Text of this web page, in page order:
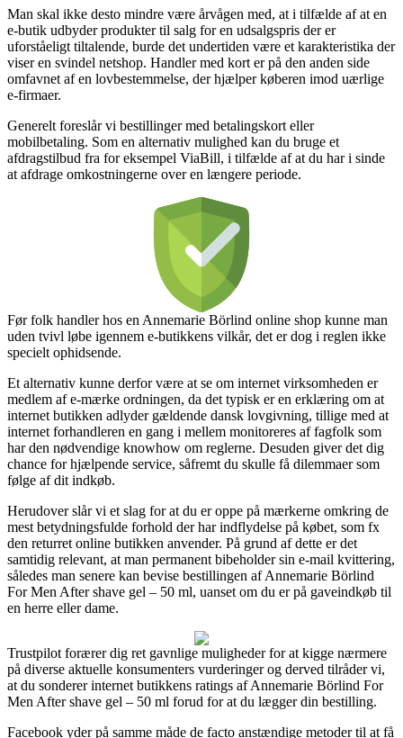
Man skal ikke desto mindre være årvågen med, at i tilfælde af at en
e-butik udbyder produkter til salg for en udsalgspris der er
uforståeligt tiltalende, burde det undertiden være et karakteristika der
viser en svindel netshop. Handler med kort er på den anden side
omfavnet af en lovbestemmelse, der hjælper køberen imod uærlige
e-firmaer.
Generelt foreslår vi bestillinger med betalingskort eller
mobilbetaling. Som en alternativ mulighed kan du bruge et
afdragstilbud fra for eksempel ViaBill, i tilfælde af at du har i sinde
at afdrage omkostningerne over en længere periode.
Før folk handler hos en Annemarie Börlind online shop kunne man
uden tvivl løbe igennem e-butikkens vilkår, det er dog i reglen ikke
specielt ophidsende.
Et alternativ kunne derfor være at se om internet virksomheden er
medlem af e-mærke ordningen, da det typisk er en erklæring om at
internet butikken adlyder gældende dansk lovgivning, tillige med at
internet forhandleren en gang i mellem monitoreres af fagfolk som
har den nødvendige knowhow om reglerne. Desuden giver det dig
chance for hjælpende service, såfremt du skulle få dilemmaer som
følge af dit indkøb.
Herudover slår vi et slag for at du er oppe på mærkerne omkring de
mest betydningsfulde forhold der har indflydelse på købet, som fx
den returret online butikken anvender. På grund af dette er det
samtidig relevant, at man permanent bibeholder sin e-mail kvittering,
således man senere kan bevise bestillingen af Annemarie Börlind
For Men After shave gel – 50 ml, uanset om du er på gaveindkøb til
en herre eller dame.
Trustpilot forærer dig ret gavnlige muligheder for at kigge nærmere
på diverse aktuelle konsumenters vurderinger og derved tilråder vi,
at du sonderer internet butikkens ratings af Annemarie Börlind For
Men After shave gel – 50 ml forud for at du lægger din bestilling.
Facebook yder på samme måde de facto anstændige metoder til at få